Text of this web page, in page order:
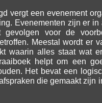
vergt een evenement
Evenementen zijn er in
gevolgen voor de
Meestal wordt er
waarin alles staat wat
helpt om een
Het bevat een
die gemaakt zijn